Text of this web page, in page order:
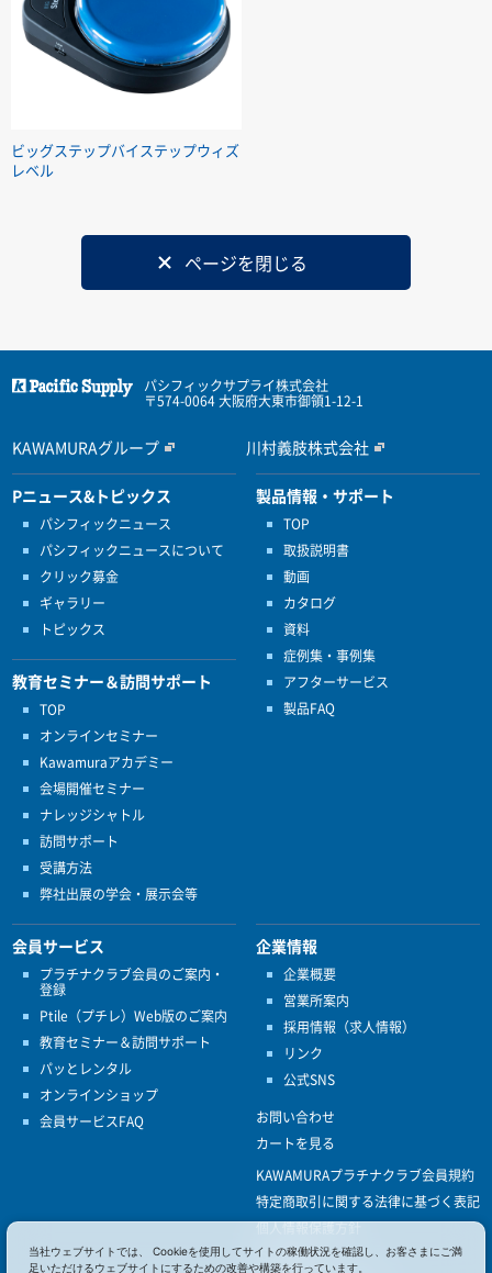
ビッグステップバイステップウィズ
レベル
ページを閉じる
パシフィックサプライ株式会社
〒574-0064 大阪府大東市御領1-12-1
KAWAMURAグループ 川村義肢株式会社
Pニュース&トピックス
パシフィックニュース
パシフィックニュースについて
クリック募金
ギャラリー
トピックス
教育セミナー＆訪問サポート
TOP
オンラインセミナー
Kawamuraアカデミー
会場開催セミナー
ナレッジシャトル
訪問サポート
受講方法
弊社出展の学会・展示会等
製品情報・サポート
TOP
取扱説明書
動画
カタログ
資料
症例集・事例集
アフターサービス
製品FAQ
会員サービス
プラチナクラブ会員のご案内・
登録
Ptile（プチレ）Web版のご案内
教育セミナー＆訪問サポート
パッとレンタル
オンラインショップ
会員サービスFAQ
企業情報
企業概要
営業所案内
採用情報（求人情報）
リンク
公式SNS
お問い合わせ
カートを見る
KAWAMURAプラチナクラブ会員規約
特定商取引に関する法律に基づく表記
個人情報保護方針
ISO9001
当社ウェブサイトでは、 Cookieを使用してサイトの稼働状況を確認し、お客さまにご満
足いただけるウェブサイトにするための改善や構築を行っています。